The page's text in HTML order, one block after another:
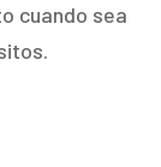
cuando sea